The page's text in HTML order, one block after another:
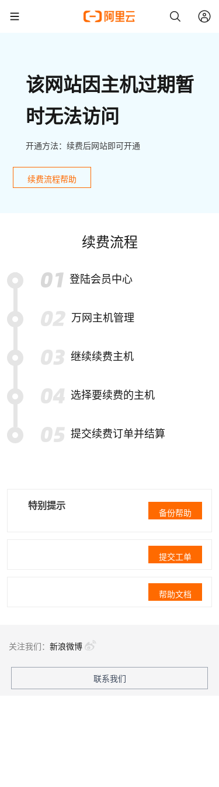
该网站因主机过期暂
时无法访问
开通方法：续费后网站即可开通
续费流程帮助
续费流程
登陆会员中心
万网主机管理
继续续费主机
选择要续费的主机
提交续费订单并结算
特别提示
备份帮助
提交工单
帮助文档